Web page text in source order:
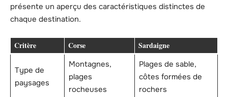
présente un aperçu des caractéristiques distinctes de
chaque destination.
Critère Corse Sardaigne
Type de
paysages
Montagnes,
plages
rocheuses
Plages de sable,
côtes formées de
rochers